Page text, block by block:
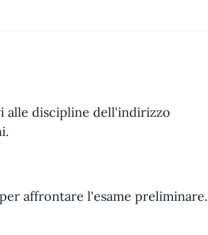
alle discipline dell'indirizzo
affrontare l'esame preliminare.